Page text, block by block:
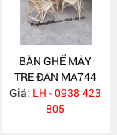
BÀN GHẾ MÂY
TRE ĐAN MA744
Giá: LH - 0938 423
805